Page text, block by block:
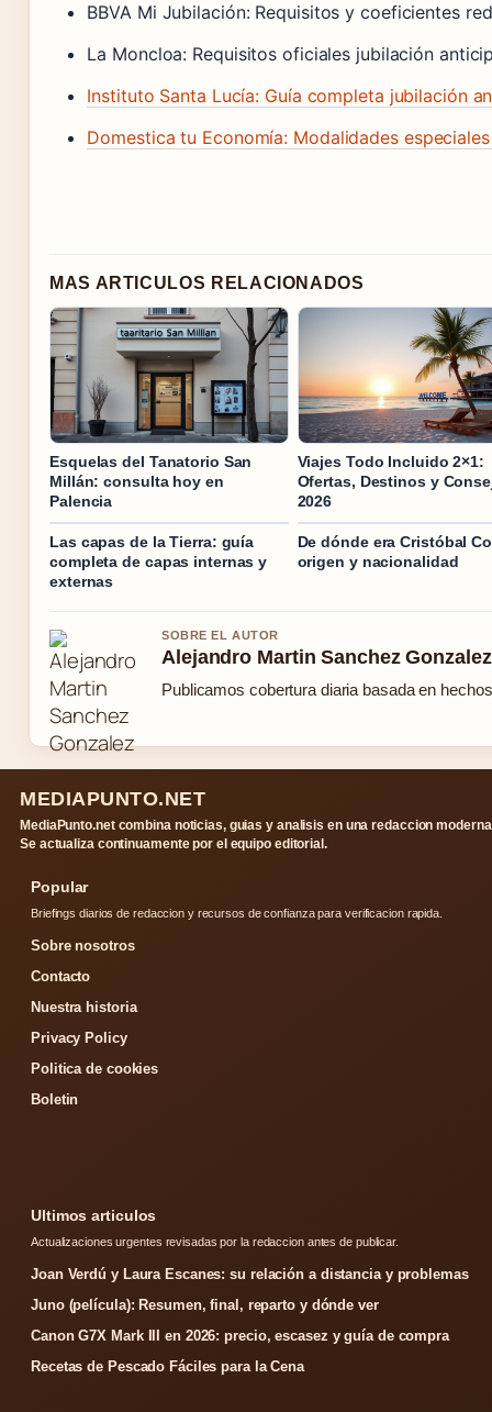
BBVA Mi Jubilación: Requisitos y coeficientes
La Moncloa: Requisitos oficiales jubilación
Instituto Santa Lucía: Guía completa jubilación
Domestica tu Economía: Modalidades
MAS ARTICULOS RELACIONADOS
Esquelas del Tanatorio San
Millán: consulta hoy en
Palencia
Viajes Todo Incluido 2×1:
Ofertas, Destinos y
2026
Las capas de la Tierra: guía
completa de capas internas y
externas
De dónde era Cristóbal
origen y nacionalidad
SOBRE EL AUTOR
Alejandro Martin Sanchez Gonzalez
Publicamos cobertura diaria basada en
MEDIAPUNTO.NET
MediaPunto.net combina noticias, guias y analisis en una redaccion
Se actualiza continuamente por el equipo editorial.
Popular
Briefings diarios de redaccion y recursos de confianza para verificacion rapida.
Sobre nosotros
Contacto
Nuestra historia
Privacy Policy
Politica de cookies
Boletin
Ultimos articulos
Actualizaciones urgentes revisadas por la redaccion antes de publicar.
Joan Verdú y Laura Escanes: su relación a distancia y problemas
Juno (película): Resumen, final, reparto y dónde ver
Canon G7X Mark III en 2026: precio, escasez y guía de compra
Recetas de Pescado Fáciles para la Cena